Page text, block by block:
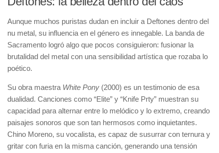
Aunque muchos puristas dudan en incluir a Deftones dentro del
nu metal, su influencia en el género es innegable. La banda de
Sacramento logró algo que pocos consiguieron: fusionar la
brutalidad del metal con una sensibilidad artística que rozaba lo
poético.
Su obra maestra White Pony (2000) es un testimonio de esa
dualidad. Canciones como “Elite” y “Knife Prty” muestran su
capacidad para alternar entre lo melódico y lo extremo, creando
paisajes sonoros que son tan hermosos como inquietantes.
Chino Moreno, su vocalista, es capaz de susurrar con ternura y
gritar con furia en la misma canción, generando una tensión